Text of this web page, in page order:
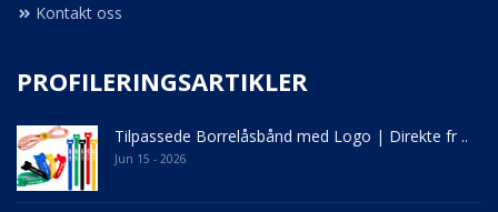
Kontakt oss
PROFILERINGSARTIKLER
Tilpassede Borrelåsbånd med Logo | Direkte fr ..
Jun 15 - 2026